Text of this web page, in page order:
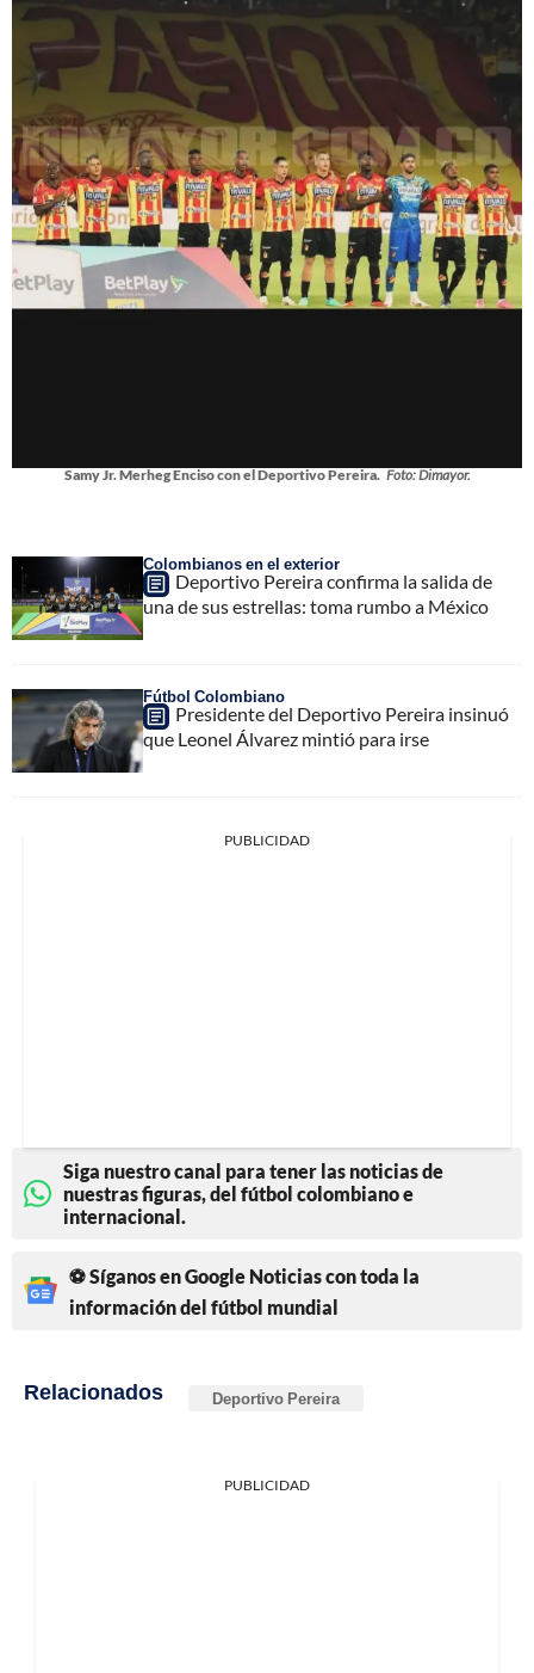
Samy Jr. Merheg Enciso con el Deportivo Pereira. Foto: Dimayor.
Colombianos en el exterior
Deportivo Pereira confirma la salida de
una de sus estrellas: toma rumbo a México
Fútbol Colombiano
Presidente del Deportivo Pereira insinuó
que Leonel Álvarez mintió para irse
PUBLICIDAD
Siga nuestro canal para tener las noticias de
nuestras figuras, del fútbol colombiano e
internacional.
⚽ Síganos en Google Noticias con toda la
información del fútbol mundial
Relacionados Deportivo Pereira
PUBLICIDAD